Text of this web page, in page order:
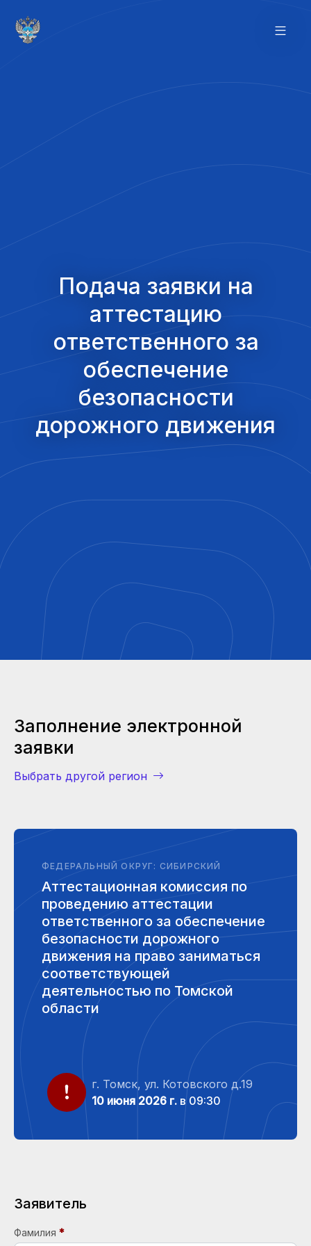
Подача заявки на
аттестацию
ответственного за
обеспечение
безопасности
дорожного движения
Заполнение электронной
заявки
Выбрать другой регион
ФЕДЕРАЛЬНЫЙ ОКРУГ: СИБИРСКИЙ
Аттестационная комиссия по
проведению аттестации
ответственного за обеспечение
безопасности дорожного
движения на право заниматься
соответствующей
деятельностью по Томской
области
г. Томск, ул. Котовского д.19
10 июня 2026 г. в 09:30
Заявитель
Фамилия